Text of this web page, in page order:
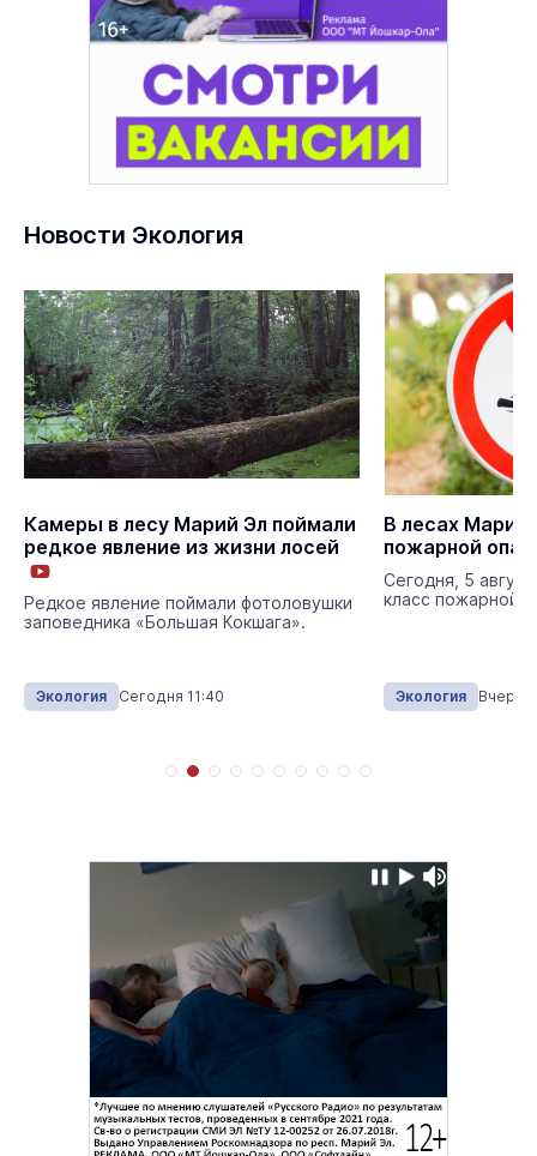
Новости Экология
Камеры в лесу Марий Эл поймали
редкое явление из жизни лосей
Редкое явление поймали фотоловушки
заповедника «Большая Кокшага».
Экология Сегодня 11:40
В лесах Марий
пожарной
Сегодня, 5
класс пожарной
Экология Вчера